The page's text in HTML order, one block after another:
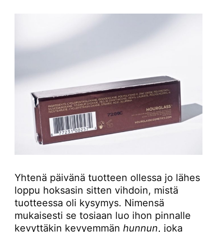
Yhtenä päivänä tuotteen ollessa jo lähes
loppu hoksasin sitten vihdoin, mistä
tuotteessa oli kysymys. Nimensä
mukaisesti se tosiaan luo ihon pinnalle
kevyttäkin kevyemmän hunnun, joka